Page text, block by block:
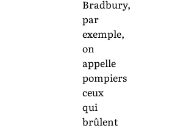
Bradbury,
par
exemple,
on
appelle
pompiers
ceux
qui
brûlent